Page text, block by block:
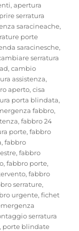
,apertura
serratura
saracineache,
porte
saracinesche,
serratura
,cambio
assistenza,
aperto,cisa
porta blindata,
fabbro,
,fabbro 24
porte,fabbro
,fabbro
,fabbro
,fabbro porte,
,fabbro
serrature,
urgente,fichet
serratura
, porte blindate